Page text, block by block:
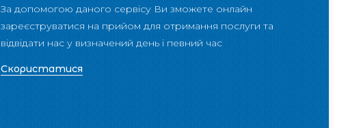
За допомогою даного сервісу Ви зможете онлайн
зареєструватися на прийом для отримання послуги та
відвідати нас у визначений день і певний час
Скористатися